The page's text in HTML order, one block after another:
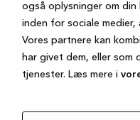
også oplysninger om din
inden for sociale
Vores partnere kan
har givet dem, eller som
tjenester. Læs mere i
side exception has